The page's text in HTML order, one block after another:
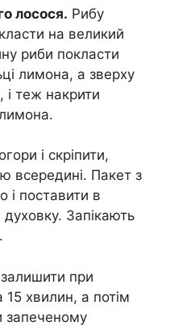
лосося. Рибу
на великий
риби покласти
лимона, а зверху
і теж накрити
і скріпити,
всередині. Пакет з
і поставити в
духовку. Запікають
залишити при
15 хвилин, а потім
запеченому